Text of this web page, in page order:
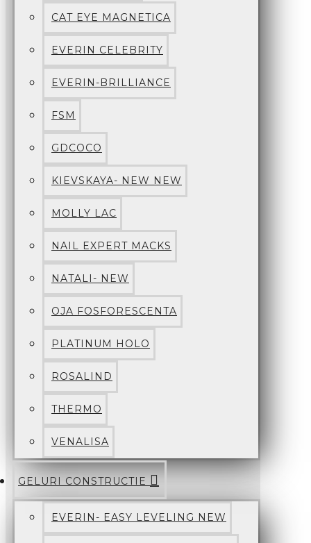
CAT EYE MAGNETICA
EVERIN CELEBRITY
EVERIN-BRILLIANCE
FSM
GDCOCO
KIEVSKAYA- NEW NEW
MOLLY LAC
NAIL EXPERT MACKS
NATALI- NEW
OJA FOSFORESCENTA
PLATINUM HOLO
ROSALIND
THERMO
VENALISA
GELURI CONSTRUCTIE
EVERIN- EASY LEVELING NEW